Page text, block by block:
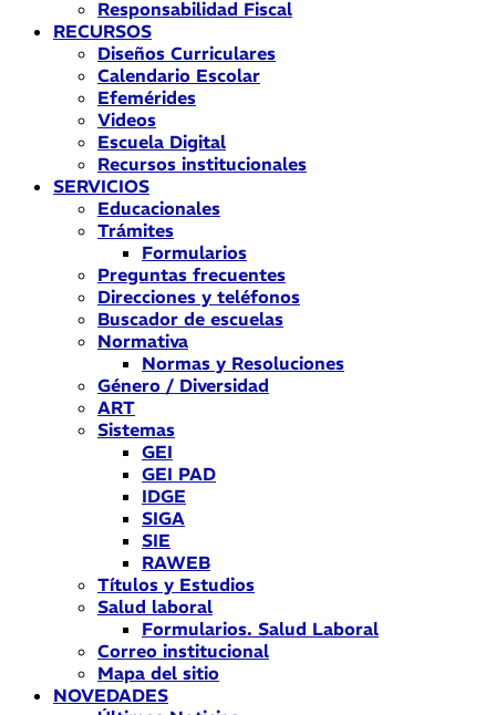
Responsabilidad Fiscal
RECURSOS
Diseños Curriculares
Calendario Escolar
Efemérides
Videos
Escuela Digital
Recursos institucionales
SERVICIOS
Educacionales
Trámites
Formularios
Preguntas frecuentes
Direcciones y teléfonos
Buscador de escuelas
Normativa
Normas y Resoluciones
Género / Diversidad
ART
Sistemas
GEI
GEI PAD
IDGE
SIGA
SIE
RAWEB
Títulos y Estudios
Salud laboral
Formularios. Salud Laboral
Correo institucional
Mapa del sitio
NOVEDADES